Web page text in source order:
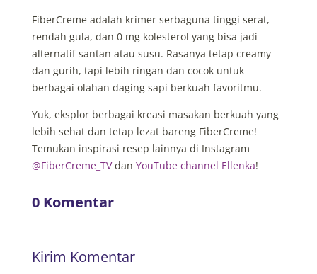
FiberCreme adalah krimer serbaguna tinggi serat,
rendah gula, dan 0 mg kolesterol yang bisa jadi
alternatif santan atau susu. Rasanya tetap creamy
dan gurih, tapi lebih ringan dan cocok untuk
berbagai olahan daging sapi berkuah favoritmu.
Yuk, eksplor berbagai kreasi masakan berkuah yang
lebih sehat dan tetap lezat bareng FiberCreme!
Temukan inspirasi resep lainnya di Instagram
@FiberCreme_TVdan YouTube channel Ellenka!
0 Komentar
Kirim Komentar